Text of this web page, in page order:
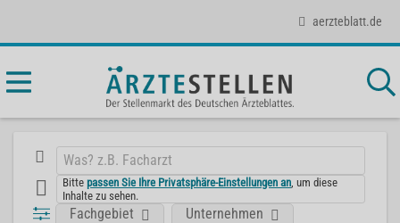
aerzteblatt.de
Bittepassen Sie Ihre Privatsphäre-Einstellungen an , um diese
Inhalte zu sehen.
Fachgebiet Unternehmen